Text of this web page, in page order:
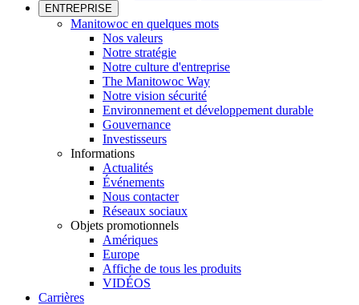
ENTREPRISE
Manitowoc en quelques mots
Nos valeurs
Notre stratégie
Notre culture d'entreprise
The Manitowoc Way
Notre vision sécurité
Environnement et développement durable
Gouvernance
Investisseurs
Informations
Actualités
Événements
Nous contacter
Réseaux sociaux
Objets promotionnels
Amériques
Europe
Affiche de tous les produits
VIDÉOS
Carrières